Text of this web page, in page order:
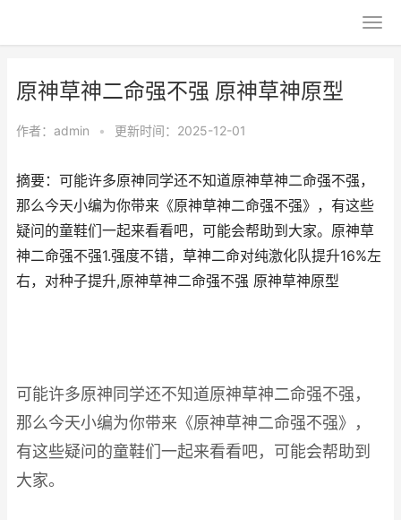
原神草神二命强不强 原神草神原型
作者： admin • 更新时间：2025-12-01
摘要：可能许多原神同学还不知道原神草神二命强不强，
那么今天小编为你带来《原神草神二命强不强》，有这些
疑问的童鞋们一起来看看吧，可能会帮助到大家。原神草
神二命强不强1.强度不错，草神二命对纯激化队提升16%左
右，对种子提升,原神草神二命强不强 原神草神原型
可能许多原神同学还不知道原神草神二命强不强，
那么今天小编为你带来《原神草神二命强不强》，
有这些疑问的童鞋们一起来看看吧，可能会帮助到
大家。